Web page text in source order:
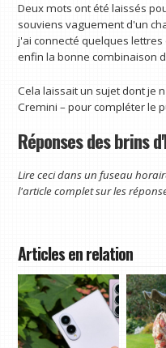
Deux mots ont été laissés
souviens vaguement d'un
j'ai connecté quelques
enfin la bonne combinaison
Cela laissait un sujet dont je
Cremini – pour compléter le
Réponses des brins
Lire ceci dans un fuseau
l'article complet sur les
Articles en relation